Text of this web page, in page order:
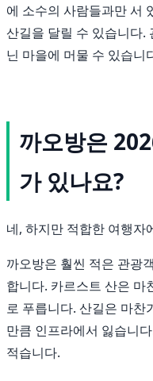
에 소수의 사람들과만 서
산길을 달릴 수 있습니다.
닌 마을에 머물 수 있습니
까오방은
가 있나요?
네, 하지만 적합한 여행자
까오방은 훨씬 적은 관광
합니다. 카르스트 산은 마
로 푸릅니다. 산길은 마찬
만큼 인프라에서 잃습니
적습니다.